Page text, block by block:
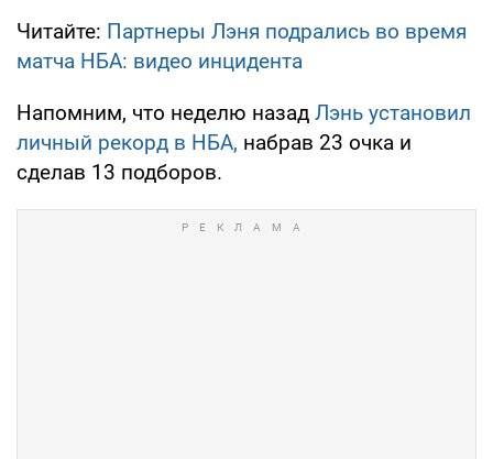
Читайте: Партнеры Лэня подрались во время
матча НБА: видео инцидента
Напомним, что неделю назад Лэнь установил
личный рекорд в НБА, набрав 23 очка и
сделав 13 подборов.